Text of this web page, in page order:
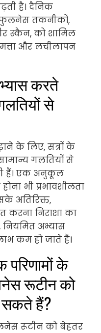
है। दैनिक
तकनीकों,
स्कैन, को शामिल
और लचीलापन
करते
से
के लिए, सत्रों के
गलतियों से
हैं। एक अनुकूल
भी प्रभावशीलता
अतिरिक्त,
करना निराशा का
अभ्यास
कम हो जाते हैं।
परिणामों के
रूटीन को
हैं?
रूटीन को बेहतर